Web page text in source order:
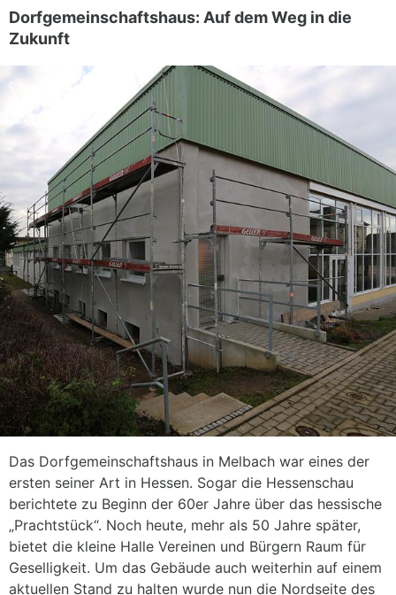
Dorfgemeinschaftshaus: Auf dem Weg in die
Zukunft
Das Dorfgemeinschaftshaus in Melbach war eines der
ersten seiner Art in Hessen. Sogar die Hessenschau
berichtete zu Beginn der 60er Jahre über das hessische
„Prachtstück“. Noch heute, mehr als 50 Jahre später,
bietet die kleine Halle Vereinen und Bürgern Raum für
Geselligkeit. Um das Gebäude auch weiterhin auf einem
aktuellen Stand zu halten wurde nun die Nordseite des